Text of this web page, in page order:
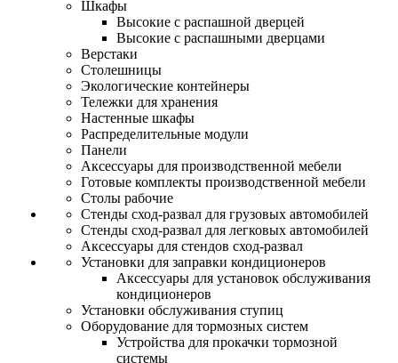
Шкафы
Высокие с распашной дверцей
Высокие с распашными дверцами
Верстаки
Столешницы
Экологические контейнеры
Тележки для хранения
Настенные шкафы
Распределительные модули
Панели
Аксессуары для производственной мебели
Готовые комплекты производственной мебели
Столы рабочие
Стенды сход-развал для грузовых автомобилей
Стенды сход-развал для легковых автомобилей
Аксессуары для стендов сход-развал
Установки для заправки кондиционеров
Аксессуары для установок обслуживания
кондиционеров
Установки обслуживания ступиц
Оборудование для тормозных систем
Устройства для прокачки тормозной
системы